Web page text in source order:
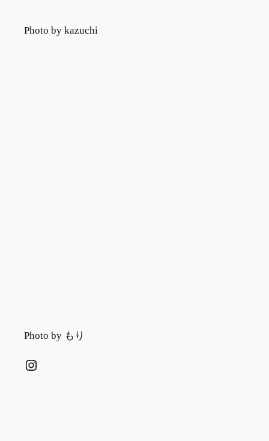
Photo by kazuchi
Photo by もり
Instagram